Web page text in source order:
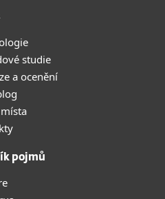
studie
a ocenění
pojmů